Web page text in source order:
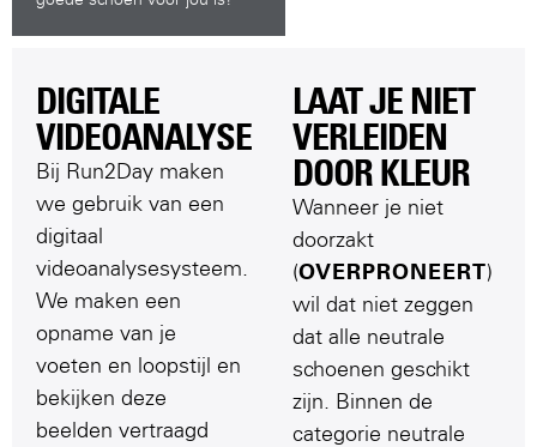
DIGITALE
VIDEOANALYSE​
Bij Run2Day maken
we gebruik van een
digitaal
videoanalysesysteem.
We maken een
opname van je
voeten en loopstijl en
bekijken deze
beelden vertraagd
LAAT JE NIET
VERLEIDEN
DOOR KLEUR​
Wanneer je niet
doorzakt
(OVERPRONEERT)
wil dat niet zeggen
dat alle neutrale
schoenen geschikt
zijn. Binnen de
categorie neutrale